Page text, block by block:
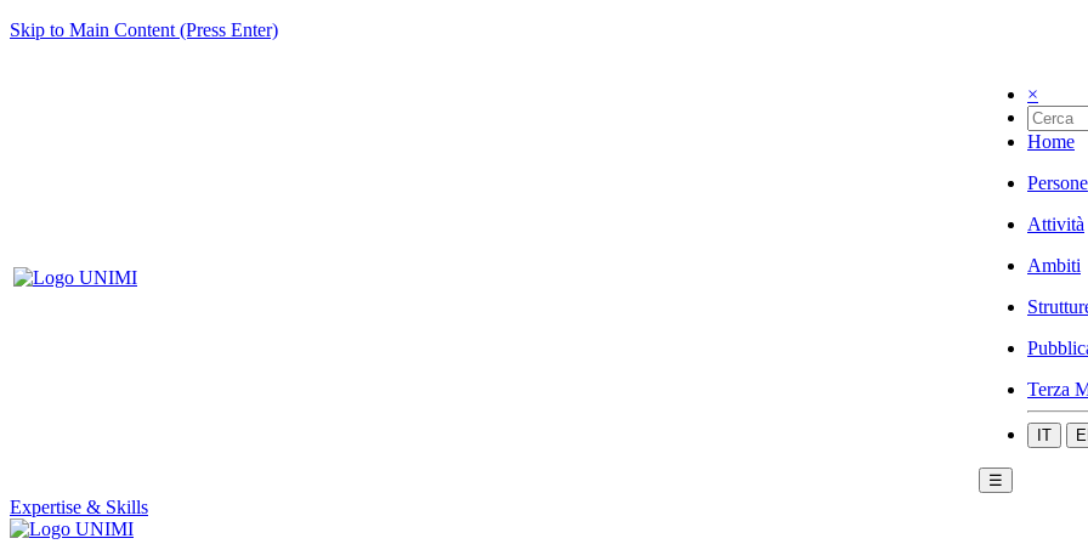
Skip to Main Content (Press Enter)
×
Home
Persone
Attività
Ambiti
Terza
IT
☰
Expertise & Skills